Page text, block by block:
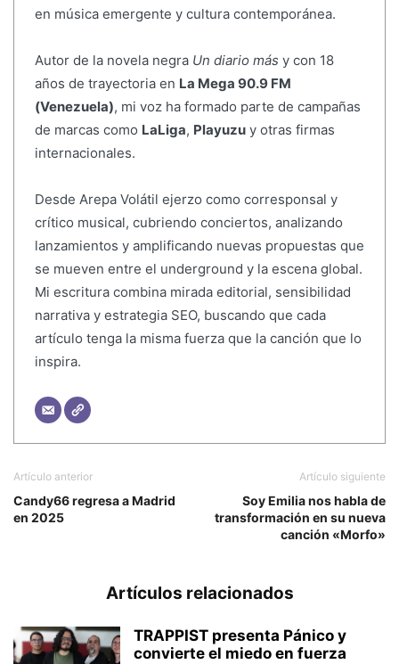
en música emergente y cultura contemporánea.
Autor de la novela negra Un diario más y con 18
años de trayectoria en La Mega 90.9 FM
(Venezuela), mi voz ha formado parte de campañas
de marcas como LaLiga, Playuzuy otras firmas
internacionales.
Desde Arepa Volátil ejerzo como corresponsal y
crítico musical, cubriendo conciertos, analizando
lanzamientos y amplificando nuevas propuestas que
se mueven entre el underground y la escena global.
Mi escritura combina mirada editorial, sensibilidad
narrativa y estrategia SEO, buscando que cada
artículo tenga la misma fuerza que la canción que lo
inspira.
Artículo anterior
Candy66 regresa a Madrid
en 2025
Artículo siguiente
Soy Emilia nos habla de
transformación en su nueva
canción «Morfo»
Artículos relacionados
TRAPPIST presenta Pánico y
convierte el miedo en fuerza